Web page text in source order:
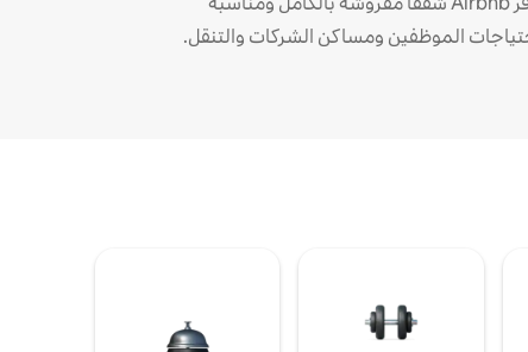
الموظفين ومساكن الشركات والتنقل.